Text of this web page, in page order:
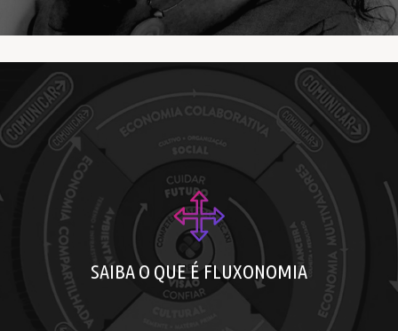
SAIBA O QUE É FLUXONOMIA
Fluxonomia em 1 minuto
Cases
Formação em Fluxonomia